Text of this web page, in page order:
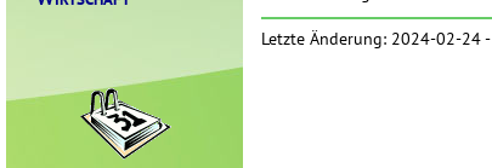
Letzte Änderung: 2024-02-24 -